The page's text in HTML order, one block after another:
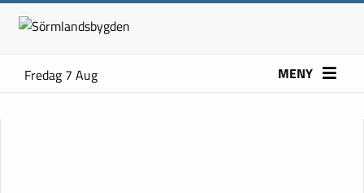
Fredag 7 Aug MENY